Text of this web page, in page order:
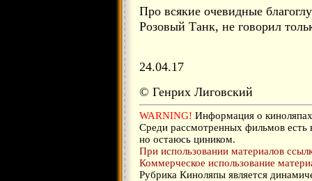
Про всякие очевидные
Розовый Танк, не говорил
24.04.17
© Генрих Лиговский
WARNING! Информация о
Среди рассмотренных фильмов
но остаюсь циником.
При использовании материалов
Коммерческое использование
Рубрика Киноляпы является